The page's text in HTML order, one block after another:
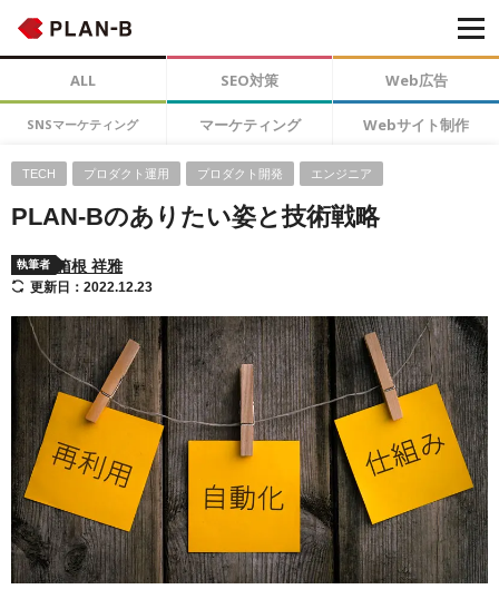
ALL SEO対策 Web広告
SNSマーケティング マーケティング Webサイト制作
TECH プロダクト運用 プロダクト開発 エンジニア
PLAN-Bのありたい姿と技術戦略
執筆者 箱根 祥雅
更新日：2022.12.23